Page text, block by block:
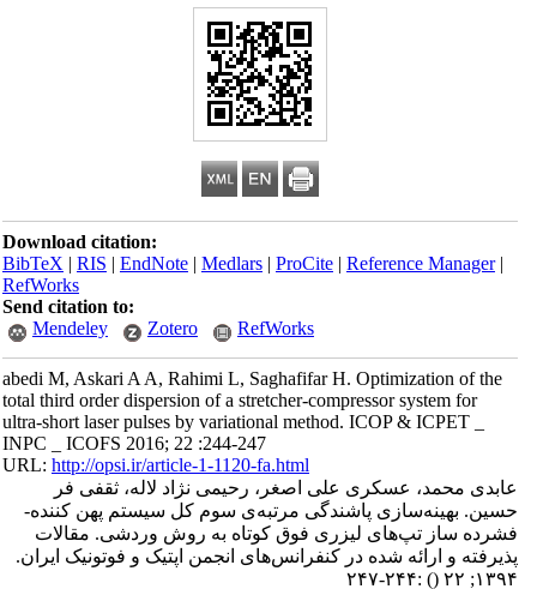
Download citation:
BibTeX|RIS|EndNote|Medlars|ProCite|Reference Manager
RefWorks
Send citation to:
Mendeley
Zotero RefWorks
abedi M, Askari A A, Rahimi L, Saghafifar H. Optimization of the
total third order dispersion of a stretcher-compressor system for
ultra-short laser pulses by variational method. ICOP & ICPET _
INPC _ ICOFS 2016; 22 :244-247
URL:http://opsi.ir/article-1-1120-fa.html
عابدی محمد، عسکری علی اصغر، رحیمی نژاد لاله، ثقفی فر
حسین. بهینه‌سازی پاشندگی مرتبه‌ی سوم کل سیستم پهن کننده-
فشرده ساز تپ‌های لیزری فوق کوتاه‌ به روش وردشی. مقالات
پذیرفته و ارائه شده در کنفرانس‌های انجمن اپتیک و فوتونیک ایران.
۱۳۹۴; ۲۲
() :۲۴۴-۲۴۷